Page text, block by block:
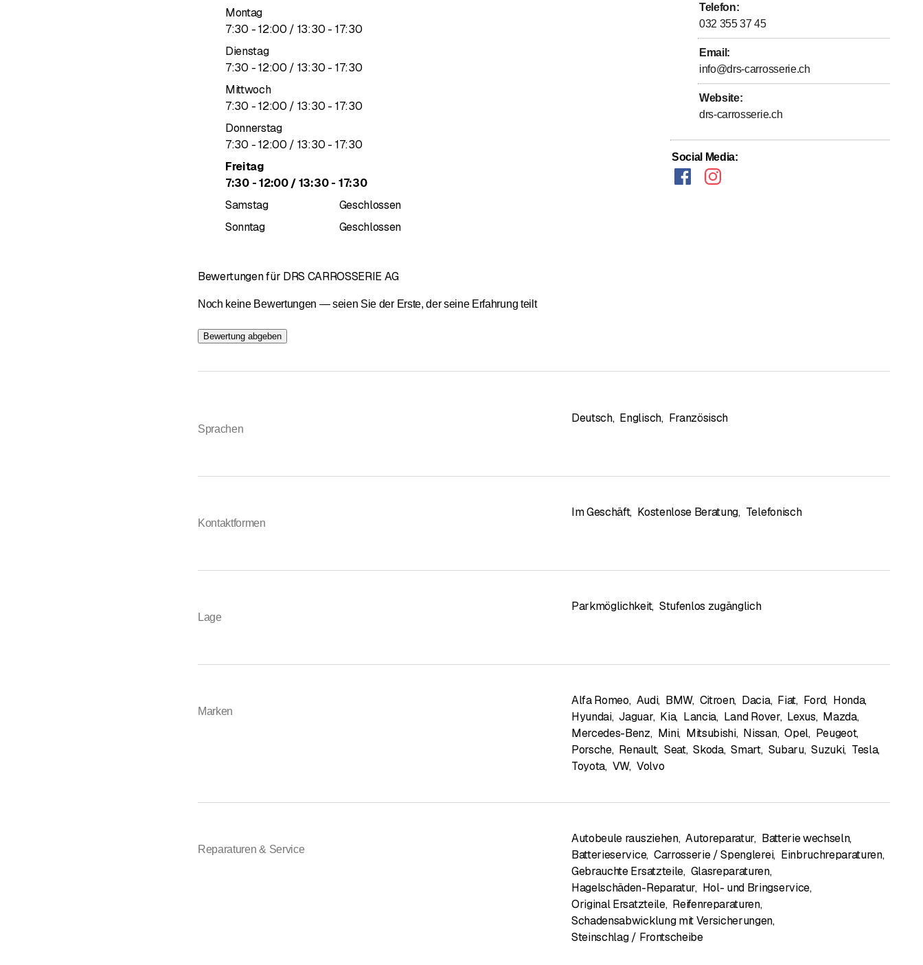
Montag
7:30 - bis
12:00 / 13:30 - bis
17:30
Dienstag
7:30 - bis
12:00 / 13:30 - bis
17:30
Mittwoch
7:30 - bis
12:00 / 13:30 - bis
17:30
Donnerstag
7:30 - bis
12:00 / 13:30 - bis
17:30
Freitag
7:30 - bis
12:00/ 13:30 - bis
17:30
Samstag
Geschlossen
Sonntag
Geschlossen
Telefon:
032 355 37 45
Email :
info@drs-carrosserie.ch
Website:
drs-carrosserie.ch
Social Media:
Bewertungen für DRS CARROSSERIE AG
Noch keine Bewertungen — seien Sie der Erste, der seine Erfahrung teilt
Bewertung abgeben
Sprachen
Deutsch, Englisch, Französisch
Kontaktformen
Im Geschäft, Kostenlose Beratung, Telefonisch
Lage
Parkmöglichkeit, Stufenlos zugänglich
Marken
Alfa Romeo, Audi, BMW, Citroen, Dacia, Fiat, Ford, Honda,
Hyundai, Jaguar, Kia, Lancia, Land Rover, Lexus, Mazda,
Mercedes-Benz, Mini, Mitsubishi, Nissan, Opel, Peugeot,
Porsche, Renault, Seat, Skoda, Smart, Subaru, Suzuki, Tesla,
Toyota, VW, Volvo
Reparaturen & Service
Autobeule rausziehen, Autoreparatur, Batterie wechseln,
Batterieservice, Carrosserie / Spenglerei, Einbruchreparaturen,
Gebrauchte Ersatzteile, Glasreparaturen,
Hagelschäden-Reparatur, Hol- und Bringservice,
Original Ersatzteile, Reifenreparaturen,
Schadensabwicklung mit Versicherungen,
Steinschlag / Frontscheibe